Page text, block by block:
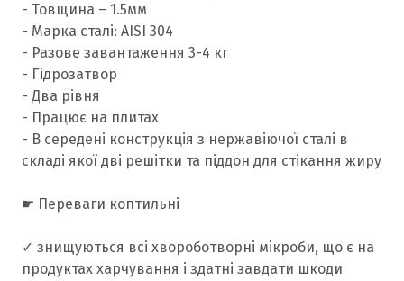
- Товщина – 1.5мм
- Марка сталі: AISI 304
- Разове завантаження 3-4 кг
- Гідрозатвор
- Два рівня
- Працює на плитах
- В середені конструкція з нержавіючої сталі в
складі якої дві решітки та піддон для стікання жиру
☛ Переваги коптильні
✓ знищуються всі хвороботворні мікроби, що є на
продуктах харчування і здатні завдати шкоди